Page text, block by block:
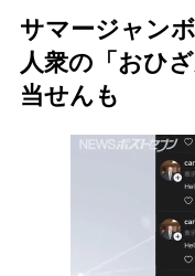
サマージャン
人衆の「おひ
当せんも